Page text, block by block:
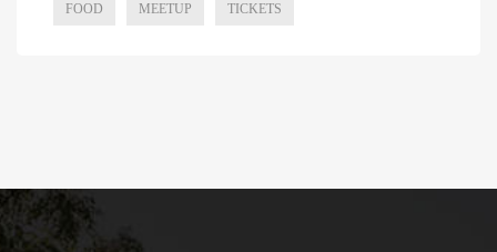
FOOD MEETUP TICKETS